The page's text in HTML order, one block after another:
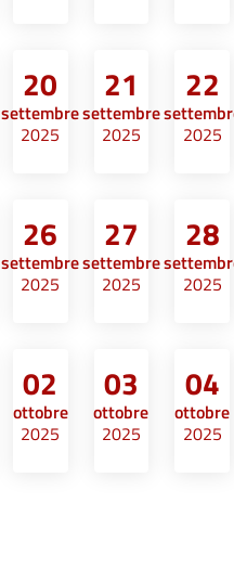
20
settembre
2025
21
settembre
2025
22
2025
26
settembre
2025
27
settembre
2025
28
2025
02
ottobre
2025
03
ottobre
2025
04
ottobre
2025